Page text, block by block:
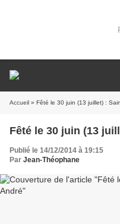
Accueil » Fêté le 30 juin (13 juillet) :
Fêté le 30 juin (13
Publié le 14/12/2014 à 19:15
Par Jean-Théophane